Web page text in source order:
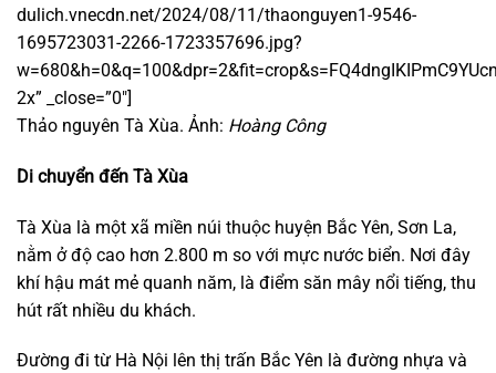
dulich.vnecdn.net/2024/08/11/thaonguyen1-9546-
1695723031-2266-1723357696.jpg?
2x” _close=”0″]
Thảo nguyên Tà Xùa. Ảnh: Hoàng Công
Di chuyển đến Tà Xùa
Tà Xùa là một xã miền núi thuộc huyện Bắc Yên, Sơn La,
nằm ở độ cao hơn 2.800 m so với mực nước biển. Nơi đây
khí hậu mát mẻ quanh năm, là điểm săn mây nổi tiếng, thu
hút rất nhiều du khách.
Đường đi từ Hà Nội lên thị trấn Bắc Yên là đường nhựa và